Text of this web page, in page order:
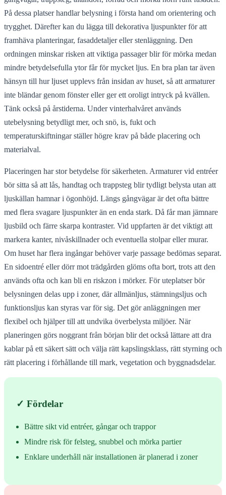
På dessa platser handlar belysning i första hand om orientering och
trygghet. Därefter kan du lägga till dekorativa ljuspunkter för att
framhäva planteringar, fasaddetaljer eller stenläggning. Den
ordningen minskar risken att viktiga passager blir för mörka medan
mindre betydelsefulla ytor får för mycket ljus. En bra plan tar även
hänsyn till hur ljuset upplevs från insidan av huset, så att armaturer
inte bländar genom fönster eller ger ett oroligt intryck på kvällen.
Tänk också på årstiderna. Under vinterhalvåret används
utebelysning betydligt mer, och snö, is, fukt och
temperaturskiftningar ställer högre krav på både placering och
materialval.
Placeringen har stor betydelse för säkerheten. Armaturer vid entréer
bör sitta så att lås, handtag och trappsteg blir tydligt belysta utan att
ljuskällan hamnar i ögonhöjd. Längs gångvägar är det ofta bättre
med flera svagare ljuspunkter än en enda stark. Då får man jämnare
ljusbild och färre skarpa kontraster. Vid uppfarten är det viktigt att
markera kanter, nivåskillnader och eventuella stolpar eller murar.
Om huset har flera ingångar behöver varje passage bedömas separat.
En sidoentré eller dörr mot trädgården glöms ofta bort, trots att den
används ofta och kan bli en riskzon i mörker. För uteplatser bör
belysningen delas upp i zoner, där allmänljus, stämningsljus och
funktionsljus kan styras var för sig. Det gör anläggningen mer
flexibel och hjälper till att undvika överbelysta miljöer. När
planeringen görs noggrant från början blir det också lättare att dra
kablar på ett säkert sätt och välja rätt kapslingsklass, rätt styrning och
rätt placering i förhållande till mark, vegetation och byggnadsdelar.
✓ Fördelar
Bättre sikt vid entréer, gångar och trappor
Mindre risk för felsteg, snubbel och mörka partier
Enklare underhåll när installationen är planerad i zoner